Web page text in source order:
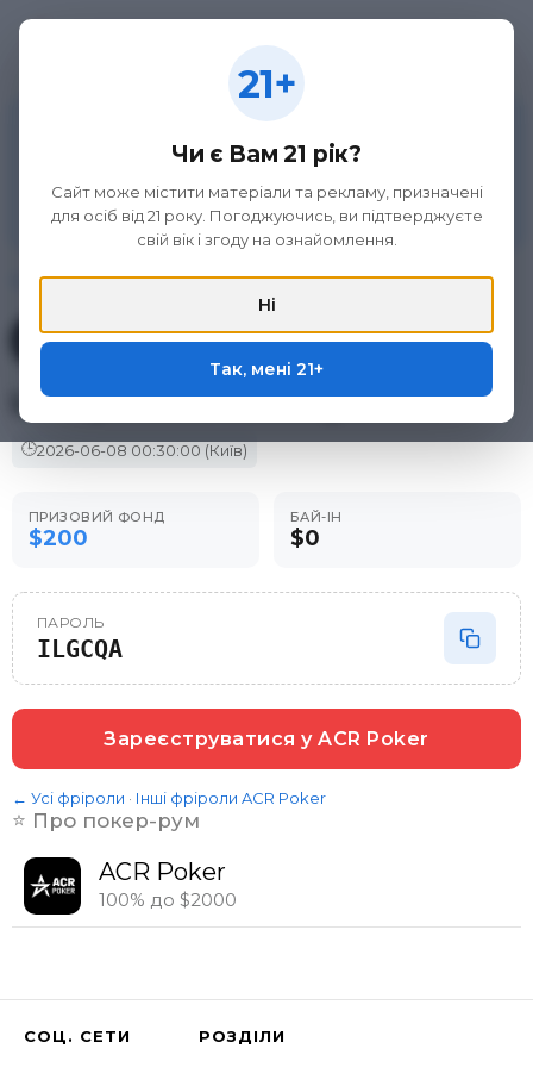
21+
Чи є Вам 21 рік?
Сайт може містити матеріали та рекламу, призначені
для осіб від 21 року. Погоджуючись, ви підтверджуєте
свій вік і згоду на ознайомлення.
Ні
Так, мені 21+
ігор та організаторів букмекерської діяльності, а
викладений виключно з метою ознайомлення.
Участь в азартних іграх може викликати ігрову
залежність. Дотримуйтеся правил (принципів)
відповідальної гри. Тільки для осіб 21+.
Головна/Фріроли/ACR Poker/LiveSponsors Velocity...
LiveSponsors Velocity...
🕒2026-06-08 00:30:00 (Київ)
ПРИЗОВИЙ ФОНД
$200
БАЙ-ІН
$0
ПАРОЛЬ
ILGCQA
Зареєструватися уACR Poker
← Усі фріроли · Інші фріроли ACR Poker
⭐️ Про покер-рум
ACR Poker
100% до $2000
СОЦ. СЕТИ РОЗДІЛИ